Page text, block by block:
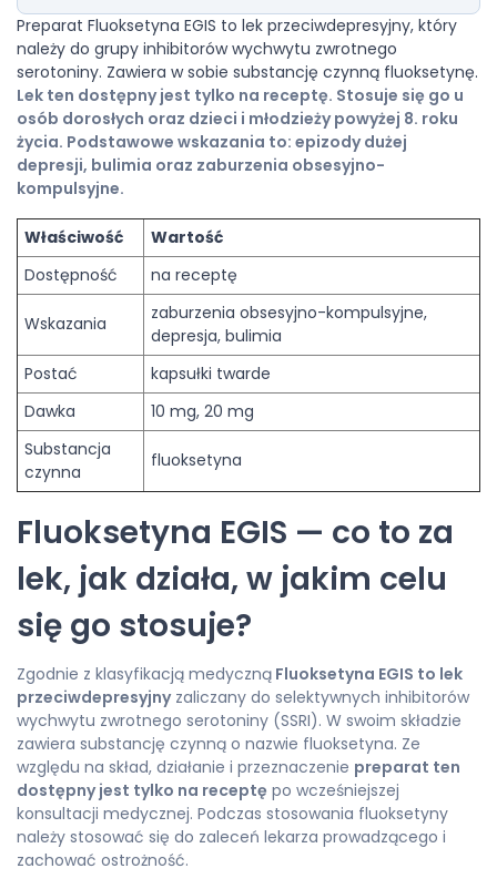
Preparat Fluoksetyna EGIS to lek przeciwdepresyjny, który
należy do grupy inhibitorów wychwytu zwrotnego
serotoniny. Zawiera w sobie substancję czynną fluoksetynę.
Lek ten dostępny jest tylko na receptę. Stosuje się go u
osób dorosłych oraz dzieci i młodzieży powyżej 8. roku
życia. Podstawowe wskazania to: epizody dużej
depresji, bulimia oraz zaburzenia obsesyjno-
kompulsyjne.
Właściwość
Wartość
Dostępność
na receptę
Wskazania
zaburzenia obsesyjno-kompulsyjne,
depresja, bulimia
Postać
kapsułki twarde
Dawka
10 mg, 20 mg
Substancja
czynna
fluoksetyna
Fluoksetyna EGIS — co to za
lek, jak działa, w jakim celu
się go stosuje?
Zgodnie z klasyfikacją medyczną Fluoksetyna EGIS to lek
przeciwdepresyjnyzaliczany do selektywnych inhibitorów
wychwytu zwrotnego serotoniny (SSRI). W swoim składzie
zawiera substancję czynną o nazwie fluoksetyna. Ze
względu na skład, działanie i przeznaczenie preparat ten
dostępny jest tylko na receptę po wcześniejszej
konsultacji medycznej. Podczas stosowania fluoksetyny
należy stosować się do zaleceń lekarza prowadzącego i
zachować ostrożność.